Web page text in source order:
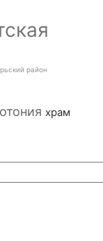
район
храм